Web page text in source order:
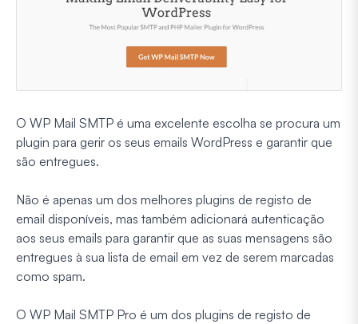
O WP Mail SMTP é uma excelente escolha se procura um
plugin para gerir os seus emails WordPress e garantir que
são entregues.
Não é apenas um dos melhores plugins de registo de
email disponíveis, mas também adicionará autenticação
aos seus emails para garantir que as suas mensagens são
entregues à sua lista de email em vez de serem marcadas
como spam.
O WP Mail SMTP Pro é um dos plugins de registo de